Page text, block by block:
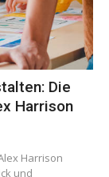
Die
Harrison
Harrison
und